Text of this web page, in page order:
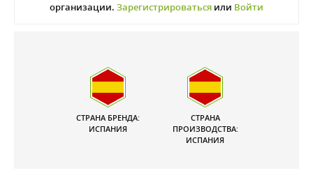
организации. Зарегистрироваться или Войти
СТРАНА БРЕНДА:
ИСПАНИЯ
СТРАНА
ПРОИЗВОДСТВА:
ИСПАНИЯ